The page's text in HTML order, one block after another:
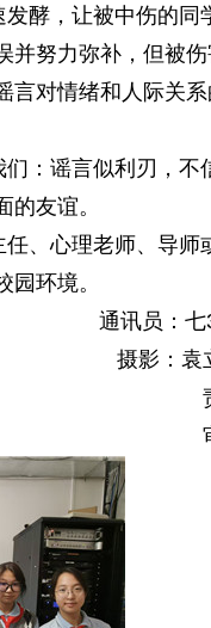
酵，让被中伤的同
并努力弥补，但被
对情绪和人际关系
：谣言似利刃，不
友谊。
、心理老师、导师
环境。
通讯员：
摄影：袁